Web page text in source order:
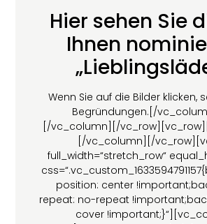
Hier sehen Sie
Ihnen
Wenn Sie auf die Bilder klicken,
Begründungen.[/
[/vc_column][/
[/vc_column][/
full_width=“stretch_row“
position: center
repeat: no-repeat
cover